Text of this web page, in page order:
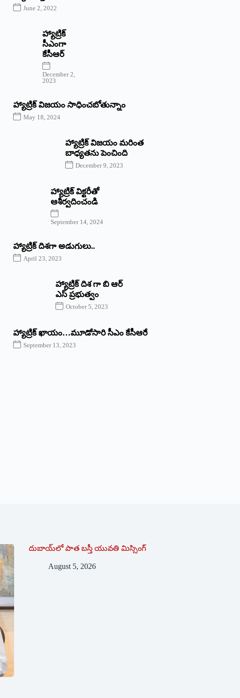
June 2, 2022
హ్యాట్రిక్‌
‌సీఎంగా
కేసీఆర్‌
December 2,
2023
హ్యాట్రిక్‌ విజయం సాధించబోతున్నాం
May 18, 2024
హ్యాట్రిక్ విజయం మరింత
బాధ్యతను పెంచింది
December 9, 2023
హ్యాట్రిక్‌ ‌విక్టరీతో
ఆశీర్వదించండి
September 14, 2024
‌హ్యాట్రిక్‌ ‌దిశగా అడుగులు..
April 23, 2023
హ్యాట్రిక్ దిశ గా బి ఆర్
ఎస్ ప్రభుత్వం
October 5, 2023
హ్యాట్రిక్‌ ‌ఖాయం…మూడోసారి సీఎం కేసీఆరే
September 13, 2023
దుబాయ్‌లో పాత బ‌స్తీ యువతి మిస్సింగ్
August 5, 2026